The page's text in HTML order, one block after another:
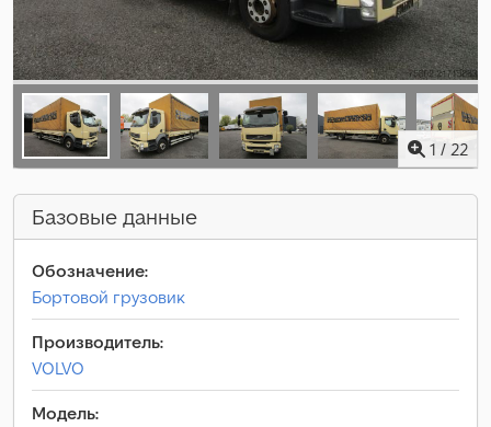
1 / 22
Базовые данные
Обозначение:
Бортовой грузовик
Производитель:
VOLVO
Модель: